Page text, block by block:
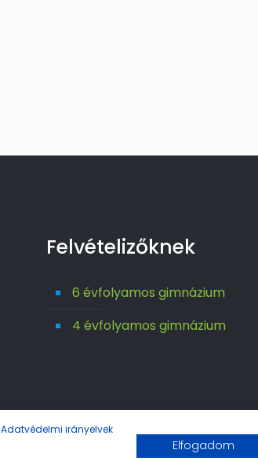
Felvételizőknek
6 évfolyamos gimnázium
4 évfolyamos gimnázium
Adatvédelmi irányelvek
Elfogadom